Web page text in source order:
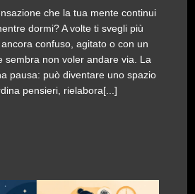
che la tua mente continui
dormi? A volte ti svegli più
confuso, agitato o con un
sembra non voler andare via. La
pausa: può diventare uno spazio
pensieri, rielabora[...]